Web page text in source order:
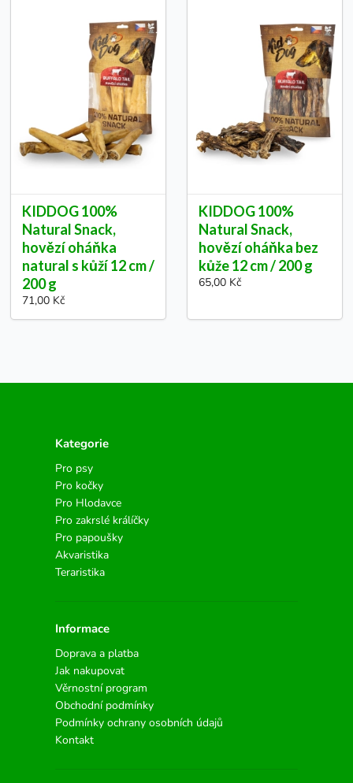
KIDDOG 100%
Natural Snack,
hovězí oháňka
natural s kůží 12 cm /
200 g
71,00 Kč
KIDDOG 100%
Natural Snack,
hovězí oháňka bez
kůže 12 cm / 200 g
65,00 Kč
Kategorie
Pro psy
Pro kočky
Pro Hlodavce
Pro zakrslé králíčky
Pro papoušky
Akvaristika
Teraristika
Informace
Doprava a platba
Jak nakupovat
Věrnostní program
Obchodní podmínky
Podmínky ochrany osobních údajů
Kontakt